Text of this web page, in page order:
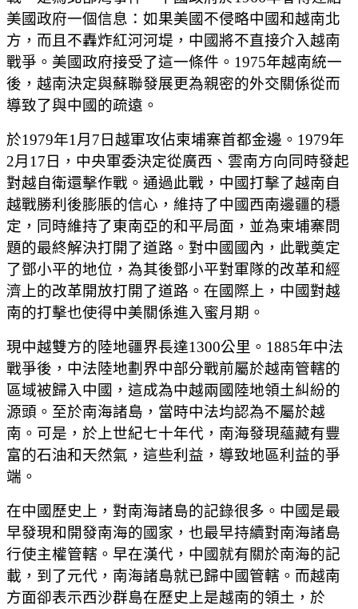
美國政府一個信息：如果美國不侵略中國和越南北
方，而且不轟炸紅河河堤，中國將不直接介入越南
戰爭。美國政府接受了這一條件。1975年越南統一
後，越南決定與蘇聯發展更為親密的外交關係從而
導致了與中國的疏遠。
於1979年1月7日越軍攻佔柬埔寨首都金邊。1979年
2月17日，中央軍委決定從廣西、雲南方向同時發起
對越自衛還擊作戰。通過此戰，中國打擊了越南自
越戰勝利後膨脹的信心，維持了中國西南邊疆的穩
定，同時維持了東南亞的和平局面，並為柬埔寨問
題的最終解決打開了道路。對中國國內，此戰奠定
了鄧小平的地位，為其後鄧小平對軍隊的改革和經
濟上的改革開放打開了道路。在國際上，中國對越
南的打擊也使得中美關係進入蜜月期。
現中越雙方的陸地疆界長達1300公里。1885年中法
戰爭後，中法陸地劃界中部分戰前屬於越南管轄的
區域被歸入中國，這成為中越兩國陸地領土糾紛的
源頭。至於南海諸島，當時中法均認為不屬於越
南。可是，於上世紀七十年代，南海發現蘊藏有豐
富的石油和天然氣，這些利益，導致地區利益的爭
端。
在中國歷史上，對南海諸島的記錄很多。中國是最
早發現和開發南海的國家，也最早持續對南海諸島
行使主權管轄。早在漢代，中國就有關於南海的記
載，到了元代，南海諸島就已歸中國管轄。而越南
方面卻表示西沙群島在歷史上是越南的領土，於